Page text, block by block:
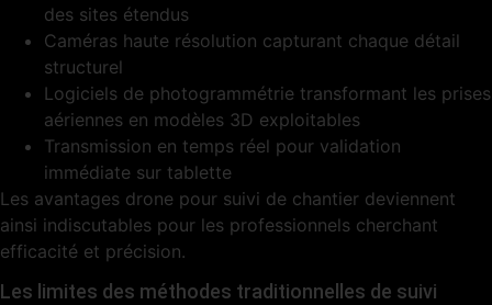
des sites étendus
Caméras haute résolution capturant chaque détail
structurel
Logiciels de photogrammétrie transformant les prises
aériennes en modèles 3D exploitables
Transmission en temps réel pour validation
immédiate sur tablette
Les avantages drone pour suivi de chantier deviennent
ainsi indiscutables pour les professionnels cherchant
efficacité et précision.
Les limites des méthodes traditionnelles de suivi